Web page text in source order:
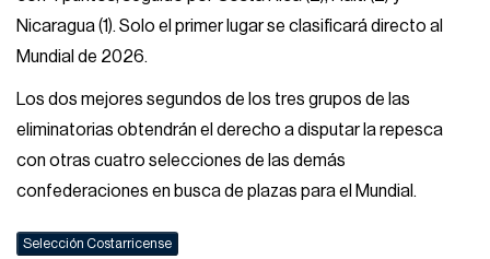
Nicaragua (1). Solo el primer lugar se clasificará directo al
Mundial de 2026.
Los dos mejores segundos de los tres grupos de las
eliminatorias obtendrán el derecho a disputar la repesca
con otras cuatro selecciones de las demás
confederaciones en busca de plazas para el Mundial.
Selección Costarricense